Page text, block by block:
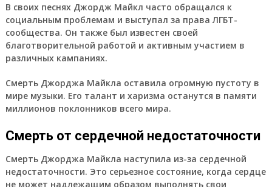
В своих песнях Джордж Майкл часто обращался к
социальным проблемам и выступал за права ЛГБТ-
сообщества. Он также был известен своей
благотворительной работой и активным участием в
различных кампаниях.
Смерть Джорджа Майкла оставила огромную пустоту в
мире музыки. Его талант и харизма останутся в памяти
миллионов поклонников всего мира.
Смерть от сердечной недостаточности
Смерть Джорджа Майкла наступила из-за сердечной
недостаточности. Это серьезное состояние, когда сердце
не может надлежащим образом выполнять свои